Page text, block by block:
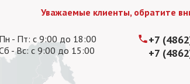
Уважаемые клиенты, обратите
Пн - Пт: с 9:00 до 18:00
- Вс: с 9:00 до 15:00
+7
+7